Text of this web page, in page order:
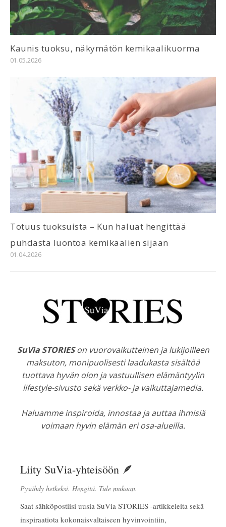
Kaunis tuoksu, näkymätön kemikaalikuorma
01.05.2026
Totuus tuoksuista – Kun haluat hengittää
puhdasta luontoa kemikaalien sijaan
01.04.2026
SuVia STORIESon vuorovaikutteinen ja lukijoilleen
maksuton, monipuolisesti laadukasta sisältöä
tuottava hyvän olon ja vastuullisen elämäntyylin
lifestyle-sivusto sekä verkko- ja vaikuttajamedia.
Haluamme inspiroida, innostaa ja auttaa ihmisiä
voimaan hyvin elämän eri osa-alueilla.
Liity SuVia-yhteisöön 🪶
Pysähdy hetkeksi. Hengitä. Tule mukaan.
Saat sähköpostiisi uusia SuVia STORIES -artikkeleita sekä
inspiraatiota kokonaisvaltaiseen hyvinvointiin,